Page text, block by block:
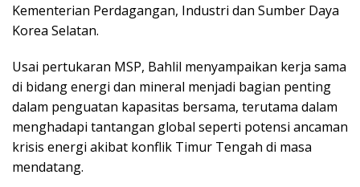
Kementerian Perdagangan, Industri dan Sumber Daya
Korea Selatan.
Usai pertukaran MSP, Bahlil menyampaikan kerja sama
di bidang energi dan mineral menjadi bagian penting
dalam penguatan kapasitas bersama, terutama dalam
menghadapi tantangan global seperti potensi ancaman
krisis energi akibat konflik Timur Tengah di masa
mendatang.